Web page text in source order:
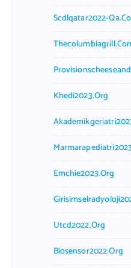
Scdlqatar2022-
Khedi2023.org
Emchie2023.org
Utcd2022.org
Biosensor2022.org